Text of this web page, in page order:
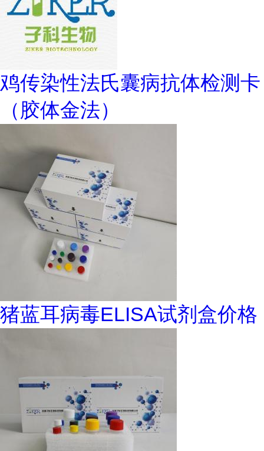
鸡传染性法氏囊病抗体检测卡
（胶体金法）
猪蓝耳病毒ELISA试剂盒价格